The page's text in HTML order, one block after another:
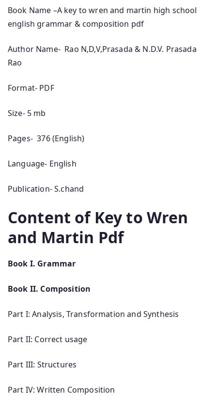
Book Name –A key to wren and martin high school
english grammar & composition pdf
Author Name- Rao N,D,V,Prasada & N.D.V. Prasada
Rao
Format- PDF
Size- 5 mb
Pages- 376 (English)
Language- English
Publication- S.chand
Content of Key to Wren
and Martin Pdf
Book I. Grammar
Book II. Composition
Part I: Analysis, Transformation and Synthesis
Part II: Correct usage
Part III: Structures
Part IV: Written Composition